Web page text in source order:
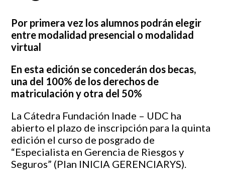
Por primera vez los alumnos podrán elegir
entre modalidad presencial o modalidad
virtual
En esta edición se concederán dos becas,
una del 100% de los derechos de
matriculación y otra del 50%
La Cátedra Fundación Inade – UDC ha
abierto el plazo de inscripción para la quinta
edición el curso de posgrado de
“Especialista en Gerencia de Riesgos y
Seguros” (Plan INICIA GERENCIARYS).